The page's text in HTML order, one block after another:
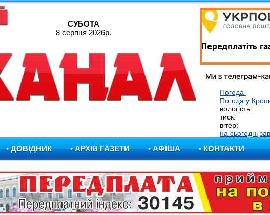
СУБОТА
8 серпня 2026р.
Погода
Погода у
вологість:
тиск:
вітер:
на сьогодні
• ДОВІДНИК • АРХІВ ГАЗЕТИ • АФІША • КОНТАКТИ